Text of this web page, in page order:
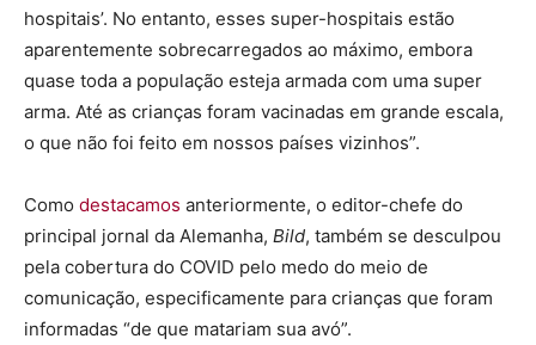
hospitais’. No entanto, esses super-hospitais estão
aparentemente sobrecarregados ao máximo, embora
quase toda a população esteja armada com uma super
arma. Até as crianças foram vacinadas em grande escala,
o que não foi feito em nossos países vizinhos”.
Como destacamos anteriormente, o editor-chefe do
principal jornal da Alemanha, Bild, também se desculpou
pela cobertura do COVID pelo medo do meio de
comunicação, especificamente para crianças que foram
informadas “de que matariam sua avó”.